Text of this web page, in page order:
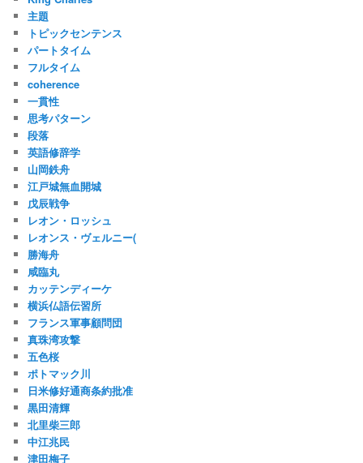
主題
トピックセンテンス
パートタイム
フルタイム
coherence
一貫性
思考パターン
段落
英語修辞学
山岡鉄舟
江戸城無血開城
戊辰戦争
レオン・ロッシュ
レオンス・ヴェルニー(
勝海舟
咸臨丸
カッテンディーケ
横浜仏語伝習所
フランス軍事顧問団
真珠湾攻撃
五色桜
ポトマック川
日米修好通商条約批准
黒田清輝
北里柴三郎
中江兆民
津田梅子